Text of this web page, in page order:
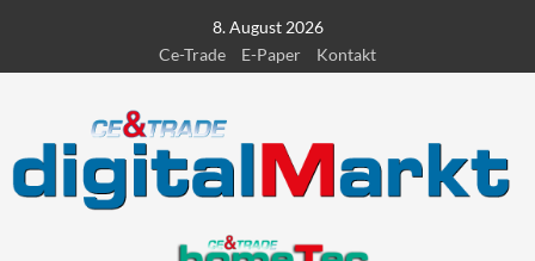
content
8. August 2026
Ce-Trade
E-Paper Kontakt